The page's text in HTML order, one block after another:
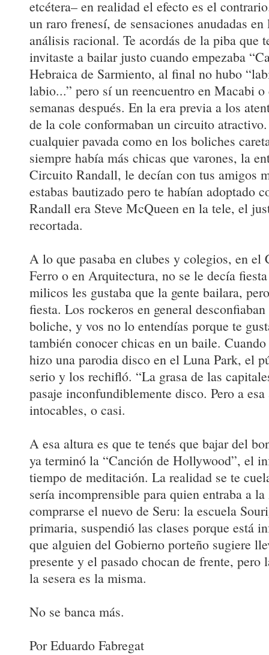
etcétera– en realidad el efecto es el
un raro frenesí, de sensaciones anudadas
análisis racional. Te acordás de la piba que
invitaste a bailar justo cuando empezaba
Hebraica de Sarmiento, al final no hubo
labio...” pero sí un reencuentro en Macabi
semanas después. En la era previa a los
de la cole conformaban un circuito
cualquier pavada como en los boliches
siempre había más chicas que varones, la
Circuito Randall, le decían con tus amigos
estabas bautizado pero te habían adoptado
Randall era Steve McQueen en la tele, el
recortada.
A lo que pasaba en clubes y colegios, en el
Ferro o en Arquitectura, no se le decía
milicos les gustaba que la gente bailara,
fiesta. Los rockeros en general
boliche, y vos no lo entendías porque te
también conocer chicas en un baile.
hizo una parodia disco en el Luna Park, el
serio y los rechifló. “La grasa de las
pasaje inconfundiblemente disco. Pero a
intocables, o casi.
A esa altura es que te tenés que bajar del
ya terminó la “Canción de Hollywood”, el
tiempo de meditación. La realidad se te
sería incomprensible para quien entraba a
comprarse el nuevo de Seru: la escuela
primaria, suspendió las clases porque está
que alguien del Gobierno porteño sugiere
presente y el pasado chocan de frente, pero
la sesera es la misma.
No se banca más.
Por Eduardo Fabregat